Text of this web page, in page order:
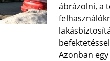
ábrázolni, a
Azonban